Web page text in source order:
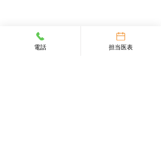
お電話等での予約の受け付けはしていません。
電話 担当医表